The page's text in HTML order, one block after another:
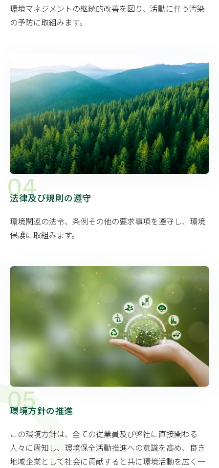
環境マネジメントの継続的改善を図り、活動に伴う汚染
の予防に取組みます。
04
法律及び規則の遵守
環境関連の法令、条例その他の要求事項を遵守し、環境
保護に取組みます。
05
環境方針の推進
この環境方針は、全ての従業員及び弊社に直接関わる
人々に周知し、環境保全活動推進への意識を高め、良き
地域企業として社会に貢献すると共に環境活動を広く一